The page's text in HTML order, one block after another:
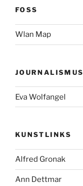
FOSS
Wlan Map
JOURNALISMUS
Eva Wolfangel
KUNSTLINKS
Alfred Gronak
Ann Dettmar